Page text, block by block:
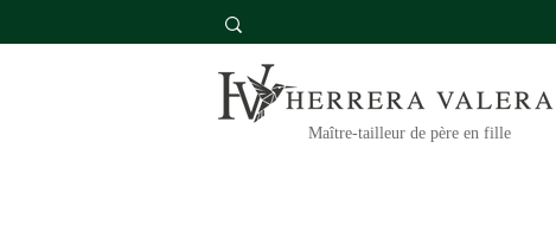
Maître-tailleur de père en fille